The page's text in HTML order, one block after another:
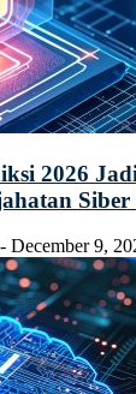
2026
Siber
- December 9,